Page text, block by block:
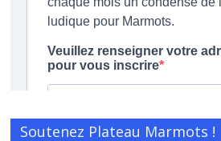
Soutenez Plateau Marmots !